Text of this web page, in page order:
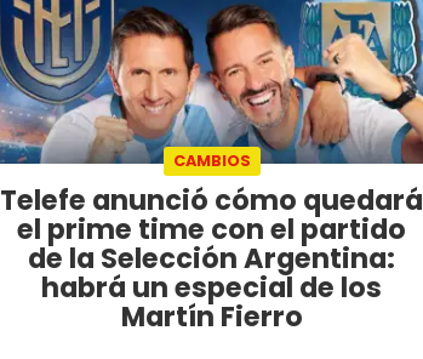
CAMBIOS
Telefe anunció cómo quedará
el prime time con el partido
de la Selección Argentina:
habrá un especial de los
Martín Fierro